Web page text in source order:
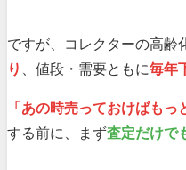
ですが、コレクターの高齢
り
、値段・需要ともに毎年
「あの時売っておけばも
する前に、まず査定だけで